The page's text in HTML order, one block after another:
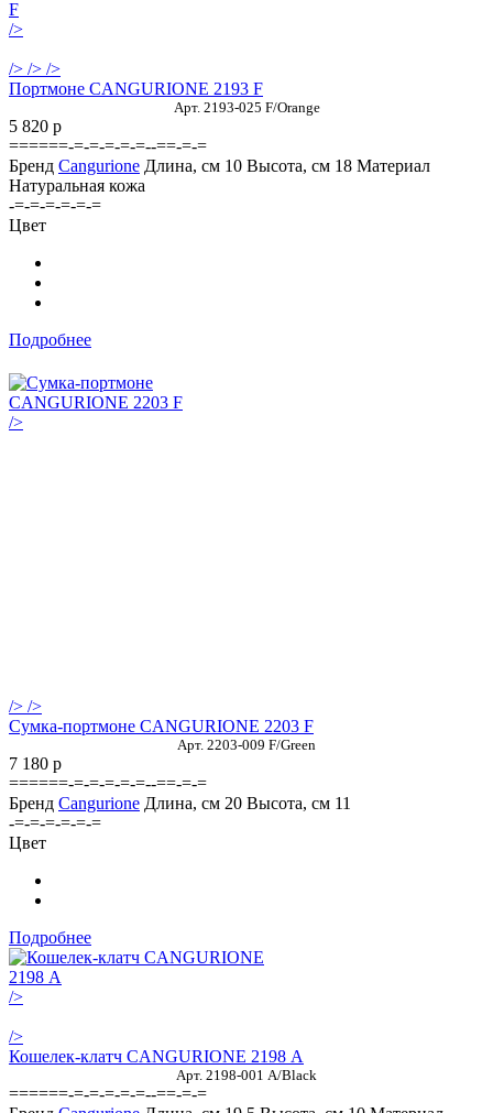
/>
/> /> />
Портмоне CANGURIONE 2193 F
Арт. 2193-025 F/Orange
5 820 p
======-=-=-=-=-=--==-=-=
Бренд Cangurione Длина, см 10 Высота, см 18 Материал
Натуральная кожа
-=-=-=-=-=-=
Цвет
Подробнее
/>
/> />
Сумка-портмоне CANGURIONE 2203 F
Арт. 2203-009 F/Green
7 180 p
======-=-=-=-=-=--==-=-=
Бренд Cangurione Длина, см 20 Высота, см 11
-=-=-=-=-=-=
Цвет
Подробнее
/>
/>
Кошелек-клатч CANGURIONE 2198 А
Арт. 2198-001 A/Black
======-=-=-=-=-=--==-=-=